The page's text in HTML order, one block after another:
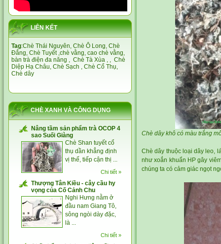
LIÊN KẾT
Tag:Chè Thái Nguyên, Chè Ô Long, Chè
Đắng, Chè Tuyết,chè vằng, cao chè vằng,
bàn trà điện đa năng , Chè Tà Xùa , , Chè
Diệp Hạ Châu, Chè Sạch , Chè Cổ Thụ,
Chè dây
CHÈ XANH VÀ CÔNG DỤNG
Nâng tầm sản phẩm trà OCOP 4
sao Suối Giàng
Chè Shan tuyết cổ
thụ dần khẳng định
vị thế, tiếp cận thị ...
Chi tiết »
Thượng Tân Kiều - cây cầu hy
vọng của Cố Cảnh Chu
Nghi Hưng nằm ở
đầu nam Giang Tô,
sông ngòi dày đặc,
là ...
Chi tiết »
Chè dây khô có màu trắng
Chè dây thuộc loại dây leo,
như xoắn khuẩn HP gây
chúng ta có cảm giác ngọt